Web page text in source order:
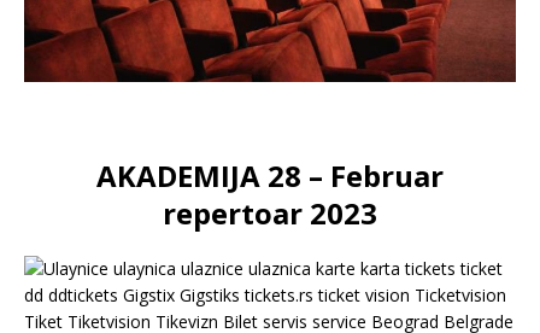
AKADEMIJA 28 – Februar
repertoar 2023